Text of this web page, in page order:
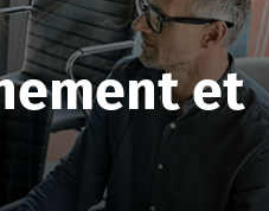
et